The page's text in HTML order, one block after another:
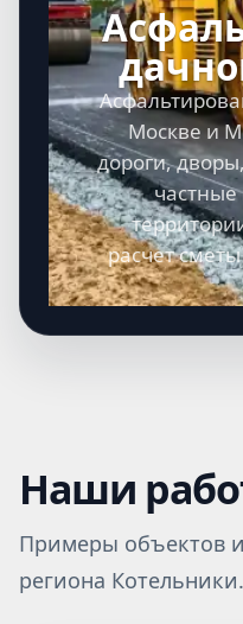
Москве и
дороги,
расчет
Наши
Примеры объектов
региона Котельники.